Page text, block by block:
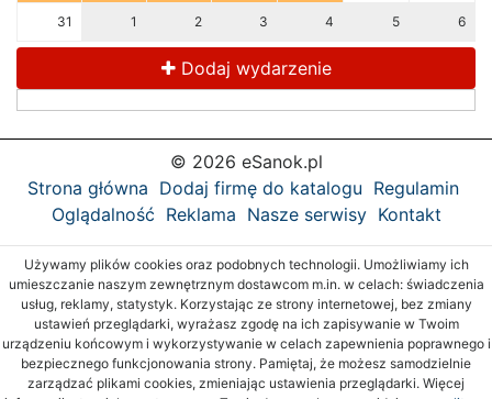
31 1 2 3 4 5 6
Dodaj wydarzenie
© 2026 eSanok.pl
Strona główna Dodaj firmę do katalogu Regulamin
Oglądalność Reklama Nasze serwisy Kontakt
Używamy plików cookies oraz podobnych technologii. Umożliwiamy ich
umieszczanie naszym zewnętrznym dostawcom m.in. w celach: świadczenia
usług, reklamy, statystyk. Korzystając ze strony internetowej, bez zmiany
ustawień przeglądarki, wyrażasz zgodę na ich zapisywanie w Twoim
urządzeniu końcowym i wykorzystywanie w celach zapewnienia poprawnego i
bezpiecznego funkcjonowania strony. Pamiętaj, że możesz samodzielnie
zarządzać plikami cookies, zmieniając ustawienia przeglądarki. Więcej